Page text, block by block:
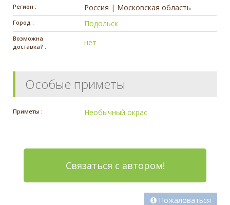
Регион : Россия | Московская область
Город : Подольск
Возможна
доставка? :
нет
Особые приметы
Приметы : Необычный окрас
Связаться с автором!
Пожаловаться